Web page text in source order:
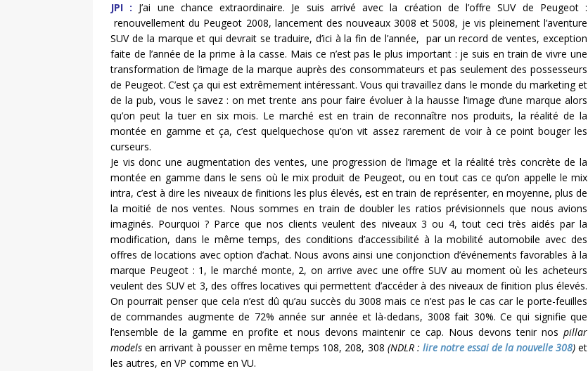
JPI : J’ai une chance extraordinaire. Je suis arrivé avec la création de l’offre SUV de Peugeot :
renouvellement du Peugeot 2008, lancement des nouveaux 3008 et 5008, je vis pleinement l’aventure
SUV de la marque et qui devrait se traduire, d’ici à la fin de l’année, par un record de ventes, exception
faite de l’année de la prime à la casse. Mais ce n’est pas le plus important : je suis en train de vivre une
transformation de l’image de la marque auprès des consommateurs et pas seulement des possesseurs
de Peugeot. C’est ça qui est extrêmement intéressant. Vous qui travaillez dans le monde du marketing et
de la pub, vous le savez : on met trente ans pour faire évoluer à la hausse l’image d’une marque alors
qu’on peut la tuer en six mois. Le marché est en train de reconnaître nos produits, la réalité de la
montée en gamme et ça, c’est quelquechose qu’on vit assez rarement de voir à ce point bouger les
curseurs.
Je vis donc une augmentation des ventes, une progression de l’image et la réalité très concrète de la
montée en gamme dans le sens où le mix produit de Peugeot, ou en tout cas ce qu’on appelle le mix
intra, c’est à dire les niveaux de finitions les plus élevés, est en train de représenter, en moyenne, plus de
la moitié de nos ventes. Nous sommes en train de doubler les ratios prévisionnels que nous avions
imaginés. Pourquoi ? Parce que nos clients veulent des niveaux 3 ou 4, tout ceci très aidés par la
modification, dans le même temps, des conditions d’accessibilité à la mobilité automobile avec des
offres de locations avec option d’achat. Nous avons ainsi une conjonction d’événements favorables à la
marque Peugeot : 1, le marché monte, 2, on arrive avec une offre SUV au moment où les acheteurs
veulent des SUV et 3, des offres locatives qui permettent d’accéder à des niveaux de finition plus élevés.
On pourrait penser que cela n’est dû qu’au succès du 3008 mais ce n’est pas le cas car le porte-feuilles
de commandes augmente de 72% année sur année et là-dedans, 3008 fait 30%. Ce qui signifie que
l’ensemble de la gamme en profite et nous devons maintenir ce cap. Nous devons tenir nospillar
models en arrivant à pousser en même temps 108, 208, 308 (NDLR : lire notre essai de la nouvelle 308) et
les autres, en VP comme en VU.